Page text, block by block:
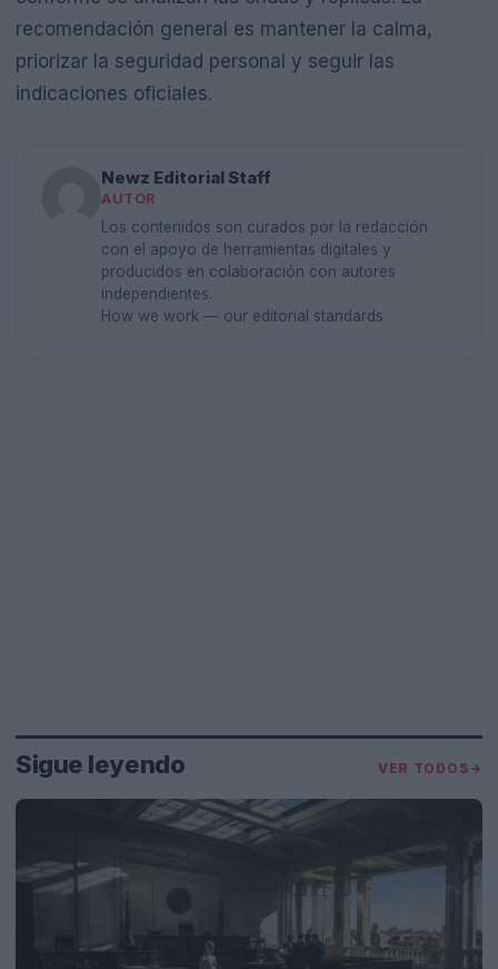
recomendación general es mantener la calma,
priorizar la seguridad personal y seguir las
indicaciones oficiales.
Newz Editorial Staff
AUTOR
Los contenidos son curados por la redacción
con el apoyo de herramientas digitales y
producidos en colaboración con autores
independientes.
How we work — our editorial standards
Sigue leyendo VER TODOS→